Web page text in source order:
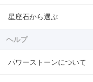
星座石から選ぶ
ヘルプ
パワーストーンについて